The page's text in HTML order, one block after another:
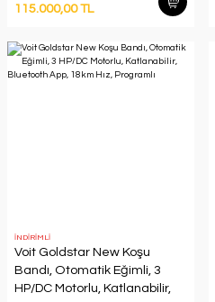
115.000,00 TL
İNDİRİMLİ
Voit Goldstar New Koşu
Bandı, Otomatik Eğimli, 3
HP/DC Motorlu, Katlanabilir,